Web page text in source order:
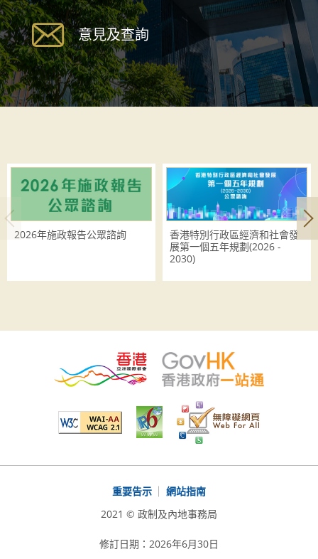
意見及查詢
2026年施政報告公眾諮詢
香港特別行政區經濟和社會發
展第一個五年規劃(2026 -
2030)
重要告示
網站指南
2021 © 政制及內地事務局
修訂日期：2026年6月30日